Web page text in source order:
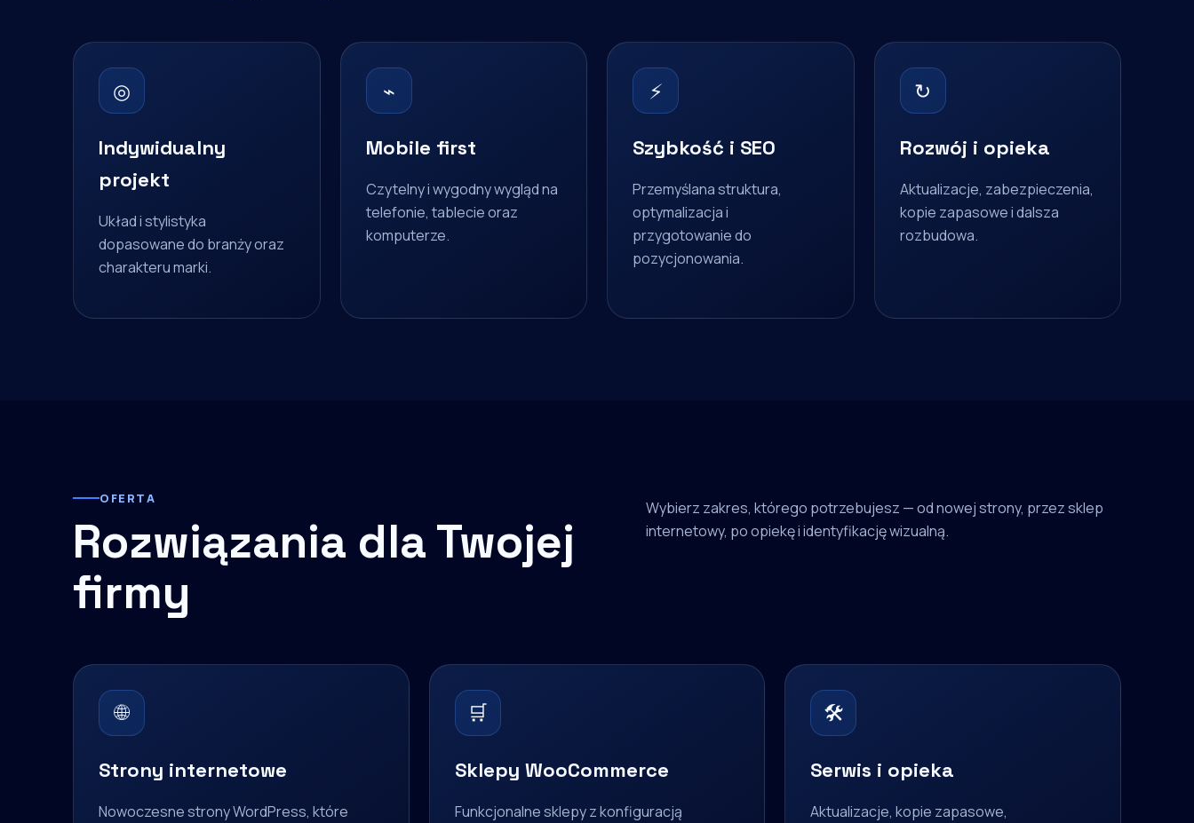
◎
Indywidualny
projekt
Układ i stylistyka
dopasowane do branży oraz
charakteru marki.
⌁
Mobile first
Czytelny i wygodny wygląd na
telefonie, tablecie oraz
komputerze.
⚡
Szybkość i SEO
Przemyślana struktura,
optymalizacja i
przygotowanie do
pozycjonowania.
↻
Rozwój i opieka
Aktualizacje, zabezpieczenia,
kopie zapasowe i dalsza
rozbudowa.
OFERTA
Rozwiązania dla Twojej
firmy
Wybierz zakres, którego potrzebujesz — od nowej strony, przez sklep
internetowy, po opiekę i identyfikację wizualną.
🌐
Strony internetowe
Nowoczesne strony WordPress, które
🛒
Sklepy WooCommerce
Funkcjonalne sklepy z konfiguracją
🛠
Serwis i opieka
Aktualizacje, kopie zapasowe,